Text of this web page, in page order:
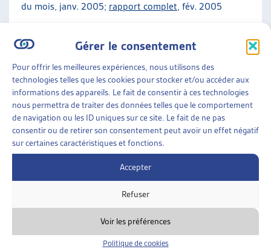
Gérer le consentement
Pour offrir les meilleures expériences, nous utilisons des
technologies telles que les cookies pour stocker et/ou accéder aux
informations des appareils. Le fait de consentir à ces technologies
nous permettra de traiter des données telles que le comportement
de navigation ou les ID uniques sur ce site. Le fait de ne pas
consentir ou de retirer son consentement peut avoir un effet négatif
sur certaines caractéristiques et fonctions.
Accepter
Refuser
Voir les préférences
Politique de cookies
du mois, janv. 2005; rapport complet, fév. 2005
Revenu déterminant unifié (RDU)
AIDE SOCIALE»ORGANISATION DE L’AIDE SOCIALE
»REVENU DÉTERMINANT UNIFIÉ (RDU)
LE PROJET « INTERVENTO SOCIALE »: COMMENT
LE TESSIN A RÉFORMÉ SON SYSTÈME DE
PRESTATIONS SOCIALES
Sabina Beffa, dossier du mois, août 2003
Revenu déterminant unifié (RDU) ARTIAS